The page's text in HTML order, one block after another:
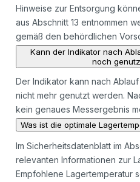
Hinweise zur Entsorgung
aus Abschnitt 13 entnommen
gemäß den behördlichen
Kann der Indikator nach
noch
Der Indikator kann nach
nicht mehr genutzt werden.
kein genaues Messergebnis
Was ist die optimale
Im Sicherheitsdatenblatt im
relevanten Informationen zur
Empfohlene Lagertemperatur